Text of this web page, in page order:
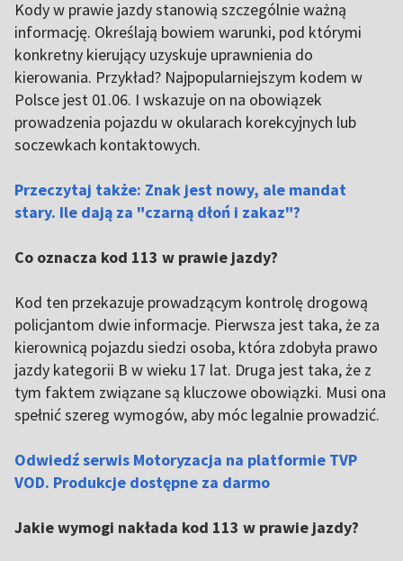
Kody w prawie jazdy stanowią szczególnie ważną
informację. Określają bowiem warunki, pod którymi
konkretny kierujący uzyskuje uprawnienia do
kierowania. Przykład? Najpopularniejszym kodem w
Polsce jest 01.06. I wskazuje on na obowiązek
prowadzenia pojazdu w okularach korekcyjnych lub
soczewkach kontaktowych.
Przeczytaj także: Znak jest nowy, ale mandat
stary. Ile dają za "czarną dłoń i zakaz"?
Co oznacza kod 113 w prawie jazdy?
Kod ten przekazuje prowadzącym kontrolę drogową
policjantom dwie informacje. Pierwsza jest taka, że za
kierownicą pojazdu siedzi osoba, która zdobyła prawo
jazdy kategorii B w wieku 17 lat. Druga jest taka, że z
tym faktem związane są kluczowe obowiązki. Musi ona
spełnić szereg wymogów, aby móc legalnie prowadzić.
Odwiedź serwis Motoryzacja na platformie TVP
VOD. Produkcje dostępne za darmo
Jakie wymogi nakłada kod 113 w prawie jazdy?